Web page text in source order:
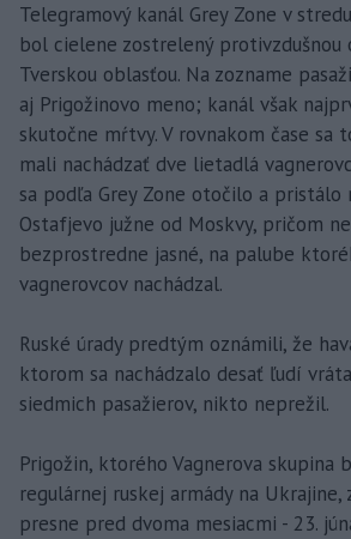
Telegramový kanál Grey Zone v
bol cielene zostrelený protivzdušnou
Tverskou oblasťou. Na zozname
aj Prigožinovo meno; kanál však
skutočne mŕtvy. V rovnakom čase sa
mali nachádzať dve lietadlá
sa podľa Grey Zone otočilo a pristálo
Ostafjevo južne od Moskvy, pričom
bezprostredne jasné, na palube
vagnerovcov nachádzal.
Ruské úrady predtým oznámili, že
ktorom sa nachádzalo desať ľudí
siedmich pasažierov, nikto neprežil.
Prigožin, ktorého Vagnerova skupina
regulárnej ruskej armády na Ukrajine,
presne pred dvoma mesiacmi - 23.